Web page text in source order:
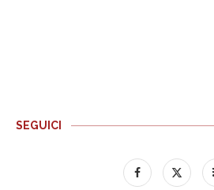
SEGUICI